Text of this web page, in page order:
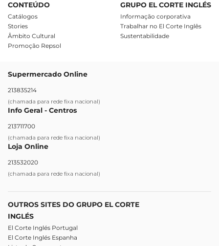
CONTEÚDO
Catálogos
Stories
Âmbito Cultural
Promoção Repsol
GRUPO EL CORTE INGLÉS
Informação corporativa
Trabalhar no El Corte Inglês
Sustentabilidade
Supermercado Online
213835214
(chamada para rede fixa nacional)
Info Geral - Centros
213711700
(chamada para rede fixa nacional)
Loja Online
213532020
(chamada para rede fixa nacional)
OUTROS SITES DO GRUPO EL CORTE
INGLÉS
El Corte Inglés Portugal
El Corte Inglés Espanha